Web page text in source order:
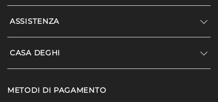
Accedi/Registrati
Modello organizzativo e codice etico
ASSISTENZA
Supporto
Agevolazioni fiscali
CASA DEGHI
I nostri luoghi
METODI DI PAGAMENTO